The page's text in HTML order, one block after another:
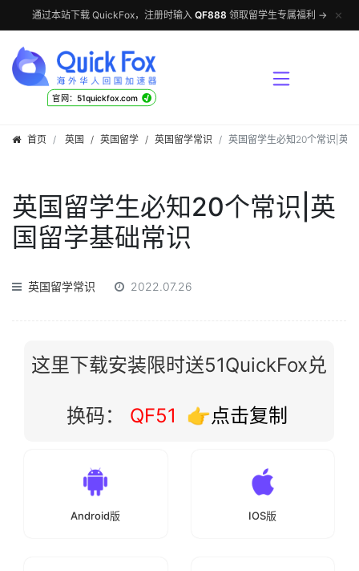
通过本站下载 QuickFox，注册时输入 QF888 领取留学生专属福利 → ✕
官网：51quickfox.com √
首页 英国 / 英国留学 / 英国留学常识 英国留学生必知20个常识|英
英国留学生必知20个常识|英
国留学基础常识
英国留学常识 2022.07.26
这里下载安装限时送51QuickFox兑
换码： QF51 👉点击复制
Android版 IOS版